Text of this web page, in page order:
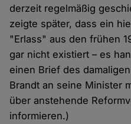
derzeit regelmäßig
zeigte später, dass ein
"Erlass" aus den frühen
gar nicht existiert – es
einen Brief des
Brandt an seine Minister
über anstehende
informieren.)